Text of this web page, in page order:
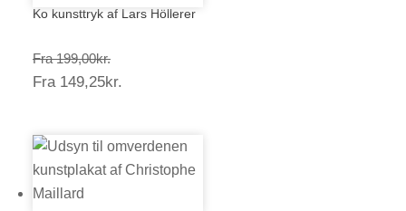
Ko kunsttryk af Lars Höllerer
Fra 199,00kr.Prisinterval:
199,00kr.
Fra 149,25kr.